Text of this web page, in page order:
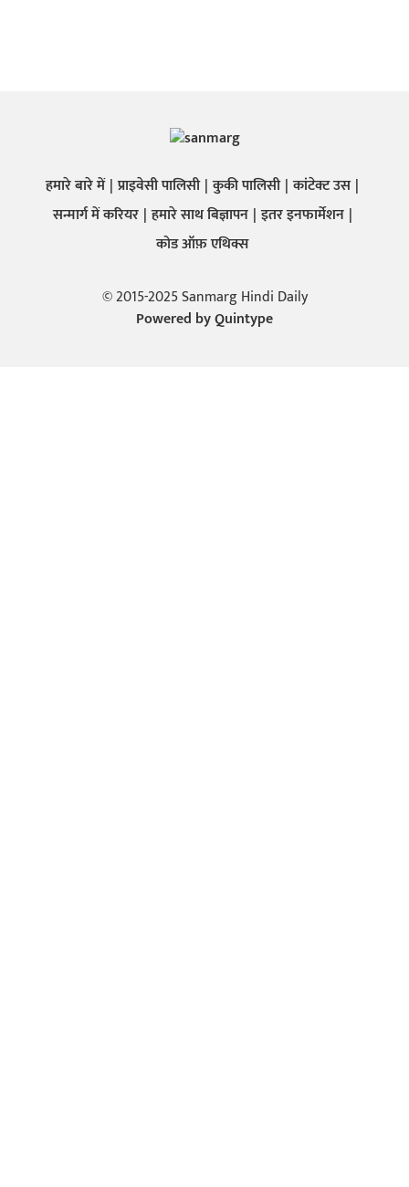
हमारे बारे में प्राइवेसी पालिसी कुकी पालिसी कांटेक्ट उस
सन्मार्ग में करियर हमारे साथ बिज्ञापन इतर इनफार्मेशन
कोड ऑफ़ एथिक्स
© 2015-2025 Sanmarg Hindi Daily
Powered byQuintype